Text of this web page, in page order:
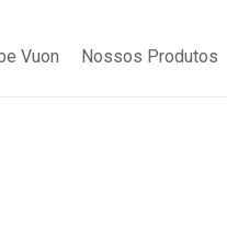
Vuon Nossos Produtos